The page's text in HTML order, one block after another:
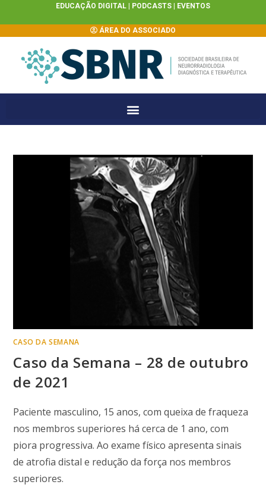
EDUCAÇÃO DIGITAL | PODCASTS EVENTOS
ÁREA DO ASSOCIADO
CASO DA SEMANA
Caso da Semana – 28 de outubro
de 2021
Paciente masculino, 15 anos, com queixa de fraqueza
nos membros superiores há cerca de 1 ano, com
piora progressiva. Ao exame físico apresenta sinais
de atrofia distal e redução da força nos membros
superiores.